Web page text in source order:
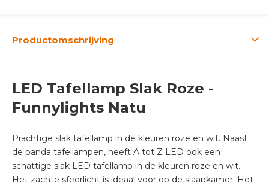
Productomschrijving
LED Tafellamp Slak Roze -
Funnylights Natu
Prachtige slak tafellamp in de kleuren roze en wit. Naast
de panda tafellampen, heeft A tot Z LED ook een
schattige slak LED tafellamp in de kleuren roze en wit.
Het zachte sfeerlicht is ideaal voor op de slaapkamer. Het